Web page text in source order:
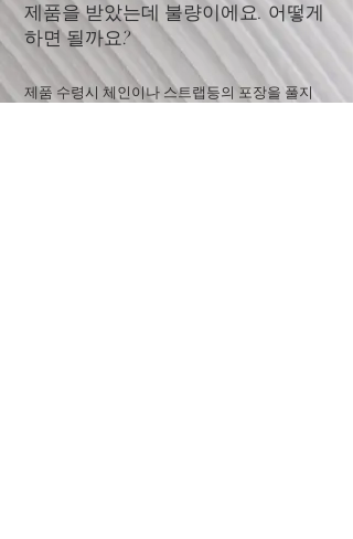
​​제품을 받았는데 불량이에요. 어떻게
하면 될까요?
​제품 수령시 체인이나 스트랩등의 포장을 풀지